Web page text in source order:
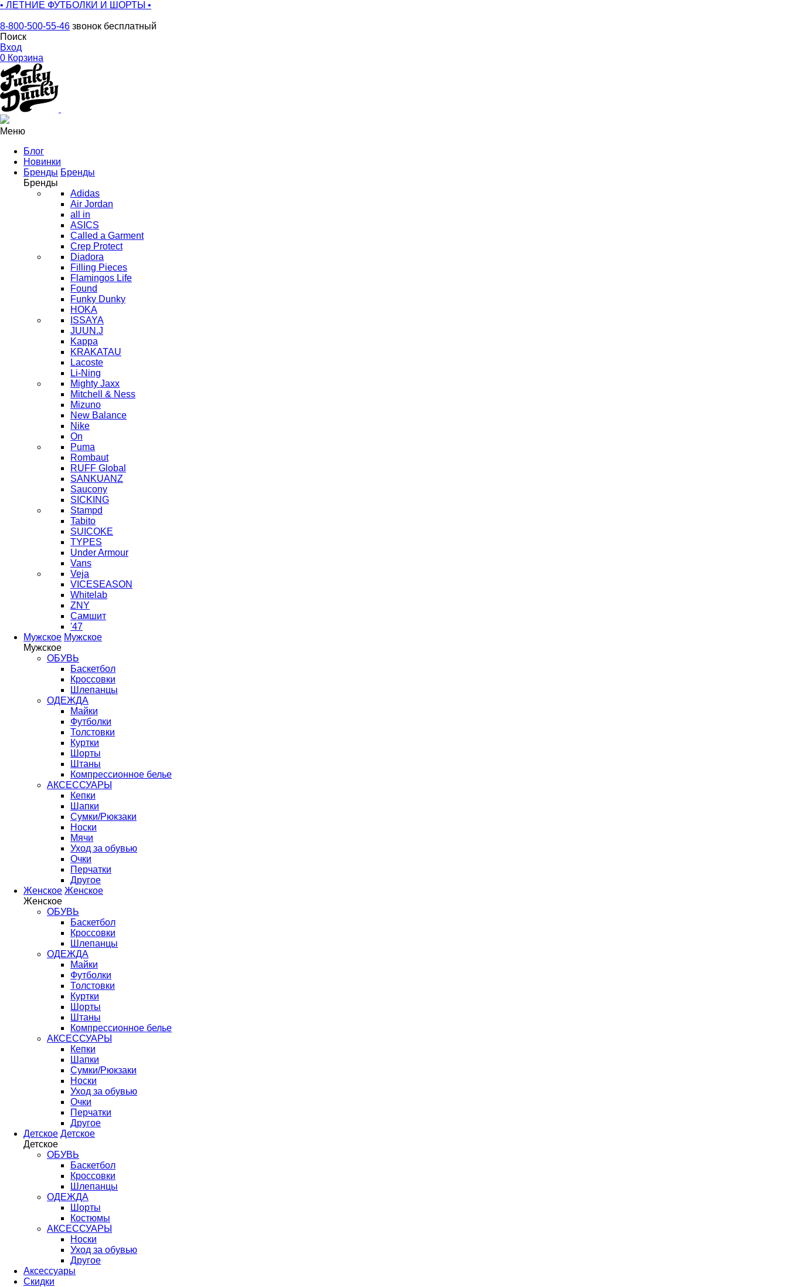
• ЛЕТНИЕ ФУТБОЛКИ И ШОРТЫ •
8-800-500-55-46 звонок бесплатный
Поиск
Вход
0 Корзина
Меню
Блог
Новинки
Бренды Бренды
Бренды
Adidas
Air Jordan
all in
ASICS
Called a Garment
Crep Protect
Diadora
Filling Pieces
Flamingos Life
Found
Funky Dunky
HOKA
ISSAYA
JUUN.J
Kappa
KRAKATAU
Lacoste
Li-Ning
Mighty Jaxx
Mitchell & Ness
Mizuno
New Balance
Nike
On
Puma
Rombaut
RUFF Global
SANKUANZ
Saucony
SICKING
Stampd
Tabito
SUICOKE
TYPES
Under Armour
Vans
Veja
VICESEASON
Whitelab
ZNY
Самшит
'47
Мужское Мужское
Мужское
ОБУВЬ
Баскетбол
Кроссовки
Шлепанцы
ОДЕЖДА
Майки
Футболки
Толстовки
Куртки
Шорты
Штаны
Компрессионное белье
АКСЕССУАРЫ
Кепки
Шапки
Сумки/Рюкзаки
Носки
Мячи
Уход за обувью
Очки
Перчатки
Другое
Женское Женское
Женское
ОБУВЬ
Баскетбол
Кроссовки
Шлепанцы
ОДЕЖДА
Майки
Футболки
Толстовки
Куртки
Шорты
Штаны
Компрессионное белье
АКСЕССУАРЫ
Кепки
Шапки
Сумки/Рюкзаки
Носки
Уход за обувью
Очки
Перчатки
Другое
Детское Детское
Детское
ОБУВЬ
Баскетбол
Кроссовки
Шлепанцы
ОДЕЖДА
Шорты
Костюмы
АКСЕССУАРЫ
Носки
Уход за обувью
Другое
Аксессуары
Скидки